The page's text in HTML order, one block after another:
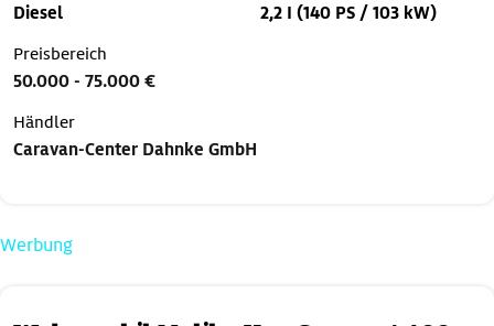
Diesel
2,2 I (140 PS / 103 kW)
Preisbereich
50.000 - 75.000 €
Händler
Caravan-Center Dahnke GmbH
Werbung